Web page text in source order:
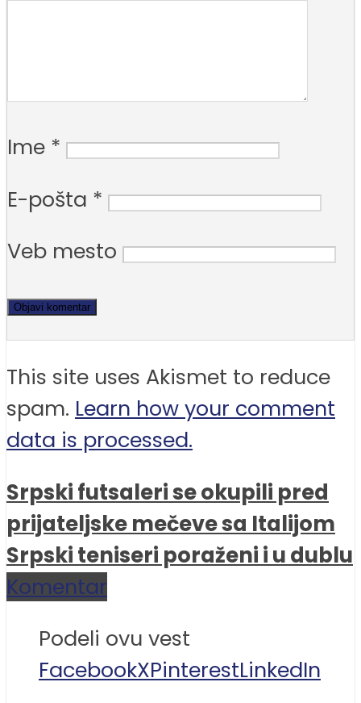
Ime *
E-pošta *
Veb mesto
This site uses Akismet to reduce
spam. Learn how your comment
data is processed.
Srpski futsaleri se okupili pred
prijateljske mečeve sa Italijom
Srpski teniseri poraženi i u dublu
Komentar
Podeli ovu vest
FacebookXPinterestLinkedIn